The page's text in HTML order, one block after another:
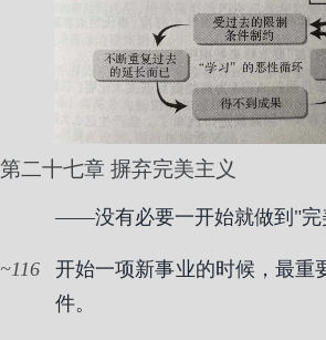
第二十七章 摒弃完美主义
——没有必要一开始就做到"完
116
开始一项新事业的时候，最重
件。